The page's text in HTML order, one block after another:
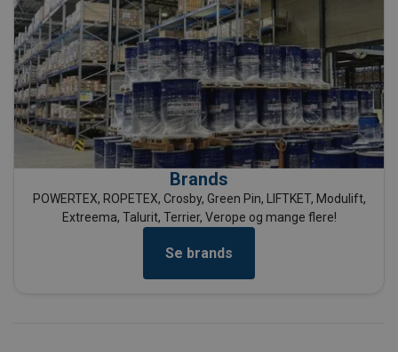
Brands
POWERTEX, ROPETEX, Crosby, Green Pin, LIFTKET, Modulift,
Extreema, Talurit, Terrier, Verope og mange flere!
Se brands